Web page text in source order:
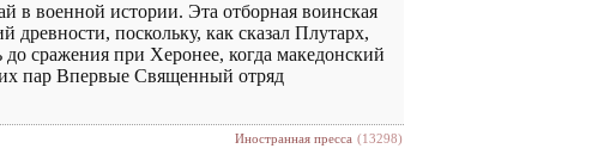
в военной истории. Эта отборная воинская
поскольку, как сказал Плутарх,
сражения при Херонее, когда македонский
пар Впервые Священный отряд
Иностранная пресса (13298)